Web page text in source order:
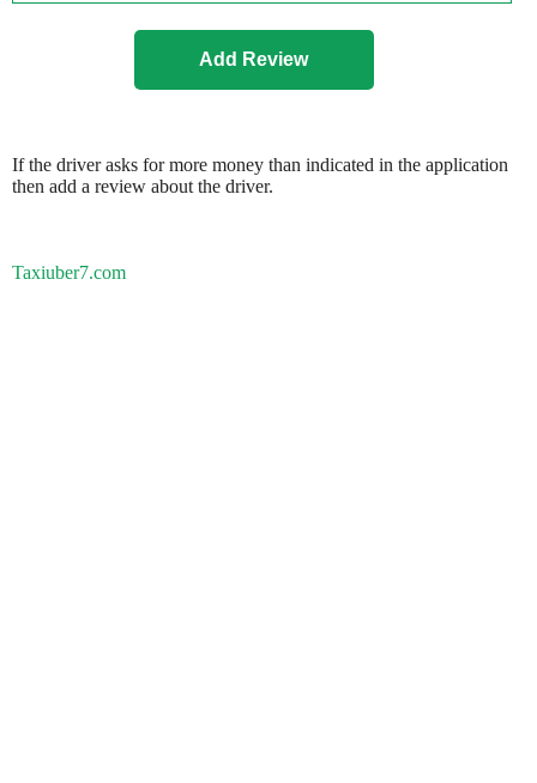
If the driver asks for more money than indicated in the application
then add a review about the driver.
Taxiuber7.com